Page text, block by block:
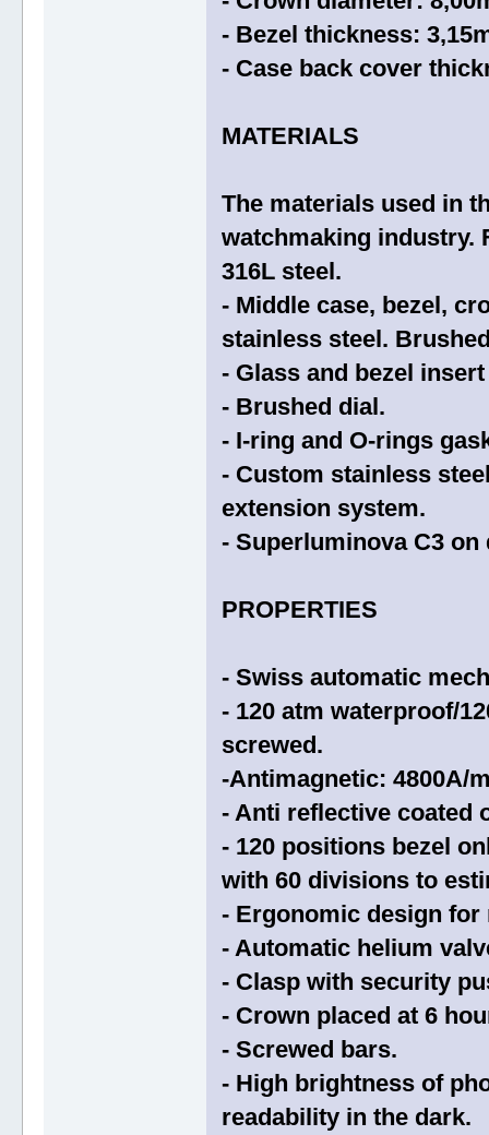
- Bezel thickness:
- Case back cover
MATERIALS
The materials used in
watchmaking industry.
316L steel.
- Middle case, bezel,
stainless steel.
- Glass and bezel
- Brushed dial.
- I-ring and O-rings
- Custom stainless
extension system.
- Superluminova C3 on
PROPERTIES
- Swiss automatic
- 120 atm waterproof/
screwed.
-Antimagnetic: 4800A/
- Anti reflective coated
- 120 positions bezel
with 60 divisions to
- Ergonomic design
- Automatic helium
- Clasp with security
- Crown placed at 6
- Screwed bars.
- High brightness of
readability in the dark.